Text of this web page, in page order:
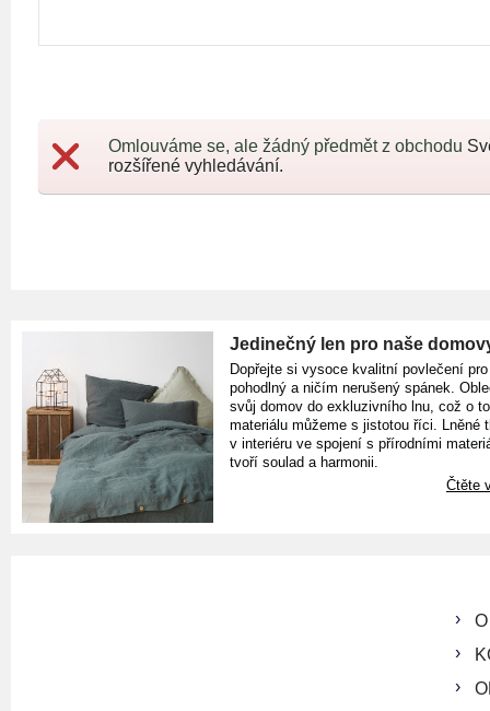
Omlouváme se, ale žádný předmět z obchodu
rozšířené vyhledávání.
Jedinečný len pro naše
Dopřejte si vysoce kvalitní povlečení pro
pohodlný a ničím nerušený spánek.
svůj domov do exkluzivního lnu, což o
materiálu můžeme s jistotou říci. Lněné
v interiéru ve spojení s přírodními
tvoří soulad a harmonii.
Čtěte